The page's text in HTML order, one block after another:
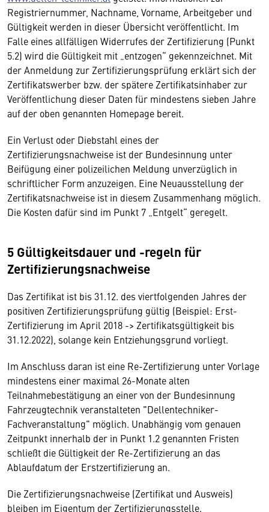
Registriernummer, Nachname, Vorname, Arbeitgeber und
Gültigkeit werden in dieser Übersicht veröffentlicht. Im
Falle eines allfälligen Widerrufes der Zertifizierung (Punkt
5.2) wird die Gültigkeit mit „entzogen“ gekennzeichnet. Mit
der Anmeldung zur Zertifizierungsprüfung erklärt sich der
Zertifikatswerber bzw. der spätere Zertifikatsinhaber zur
Veröffentlichung dieser Daten für mindestens sieben Jahre
auf der oben genannten Homepage bereit.
Ein Verlust oder Diebstahl eines der
Zertifizierungsnachweise ist der Bundesinnung unter
Beifügung einer polizeilichen Meldung unverzüglich in
schriftlicher Form anzuzeigen. Eine Neuausstellung der
Zertifikatsnachweise ist in diesem Zusammenhang möglich.
Die Kosten dafür sind im Punkt 7 „Entgelt“ geregelt.
5 Gültigkeitsdauer und -regeln für
Zertifizierungsnachweise
Das Zertifikat ist bis 31.12. des viertfolgenden Jahres der
positiven Zertifizierungsprüfung gültig (Beispiel: Erst-
Zertifizierung im April 2018 -> Zertifikatsgültigkeit bis
31.12.2022), solange kein Entziehungsgrund vorliegt.
Im Anschluss daran ist eine Re-Zertifizierung unter Vorlage
mindestens einer maximal 26-Monate alten
Teilnahmebestätigung an einer von der Bundesinnung
Fahrzeugtechnik veranstalteten "Dellentechniker-
Fachveranstaltung" möglich. Unabhängig vom genauen
Zeitpunkt innerhalb der in Punkt 1.2 genannten Fristen
schließt die Gültigkeit der Re-Zertifizierung an das
Ablaufdatum der Erstzertifizierung an.
Die Zertifizierungsnachweise (Zertifikat und Ausweis)
bleiben im Eigentum der Zertifizierungsstelle.